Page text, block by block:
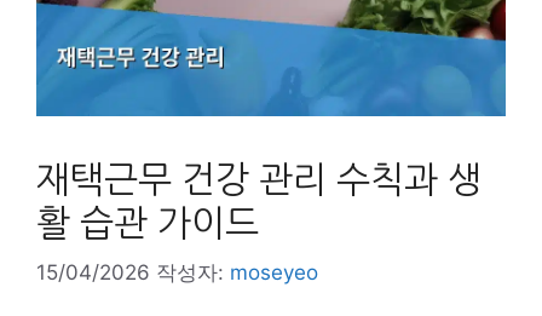
재택근무 건강 관리 수칙과 생
활 습관 가이드
15/04/2026 작성자: moseyeo